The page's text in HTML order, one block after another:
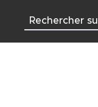
principal